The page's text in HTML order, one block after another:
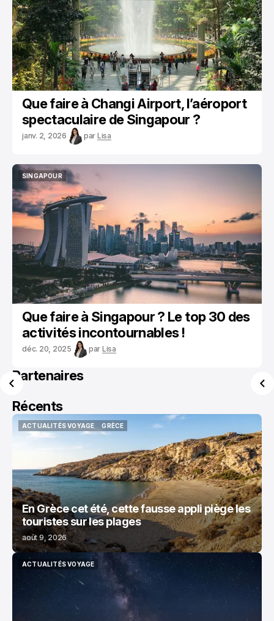
Que faire à Changi Airport, l’aéroport
spectaculaire de Singapour ?
janv. 2, 2026 par Lisa
SINGAPOUR
SINGAPOUR
Que faire à Singapour ? Le top 30 des
activités incontournables !
déc. 20, 2025 par Lisa
Partenaires
Récents
ACTUALITÉS VOYAGE
ACTUALITÉS VOYAGE
GRÈCE
GRÈCE
En Grèce cet été, cette fausse appli piège les
touristes sur les plages
août 9, 2026
ACTUALITÉS VOYAGE
ACTUALITÉS VOYAGE